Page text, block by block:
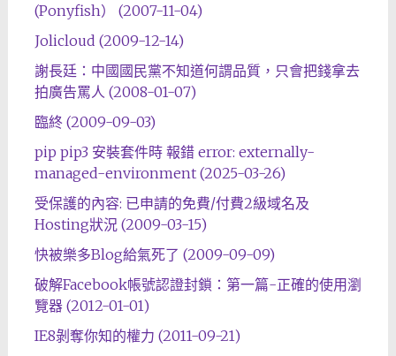
(Ponyfish） (2007-11-04)
Jolicloud (2009-12-14)
謝長廷：中國國民黨不知道何謂品質，只會把錢拿去
拍廣告罵人 (2008-01-07)
臨終 (2009-09-03)
pip pip3 安裝套件時 報錯 error: externally-
managed-environment (2025-03-26)
受保護的內容: 已申請的免費/付費2級域名及
Hosting狀況 (2009-03-15)
快被樂多Blog給氣死了 (2009-09-09)
破解Facebook帳號認證封鎖：第一篇-正確的使用瀏
覽器 (2012-01-01)
IE8剝奪你知的權力 (2011-09-21)